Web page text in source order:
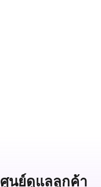
ศูนย์ดูแลลูกค้า